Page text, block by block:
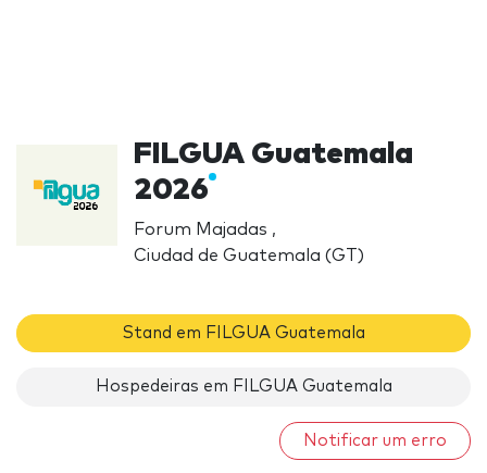
FILGUA Guatemala
2026
Forum Majadas ,
Ciudad de Guatemala (GT)
Stand em FILGUA Guatemala
Hospedeiras em FILGUA Guatemala
Notificar um erro